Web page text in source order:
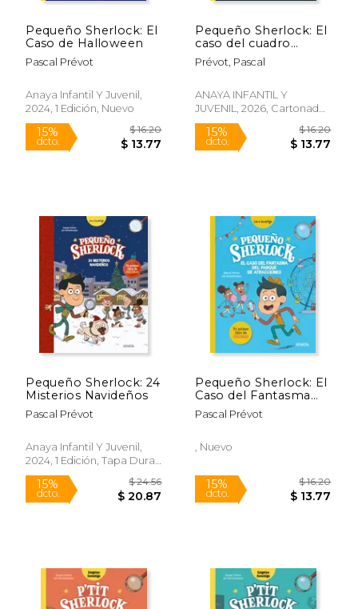
Pequeño Sherlock: El
Caso de Halloween
Pascal Prévot
Anaya Infantil Y Juvenil,
2024, 1 Edición, Nuevo
15%
dcto.
$ 16.20
$ 13.77
Pequeño Sherlock: El
caso del cuadro
misterioso (en
Castellano)
Prévot, Pascal
ANAYA INFANTIL Y
JUVENIL, 2026, Cartonado,
Nuevo
15%
dcto.
Pequeño Sherlock: 24
Misterios Navideños
Pascal Prévot
Anaya Infantil Y Juvenil,
2024, 1 Edición, Tapa Dura,
Nuevo
Pequeño Sherlock: El
Caso del Fantasma
del Parque de
Atracciones: Tu
Enigmas
Pascal Prévot
, Nuevo